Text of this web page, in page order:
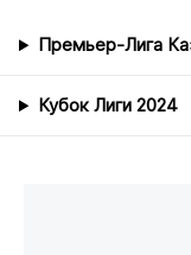
Премьер-Лига
Кубок Лиги 2024